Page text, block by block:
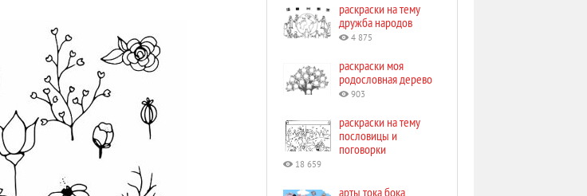
раскраски на тему
дружба народов
4 875
раскраски моя
родословная дерево
903
раскраски на тему
пословицы и
поговорки
18 659
арты тока бока